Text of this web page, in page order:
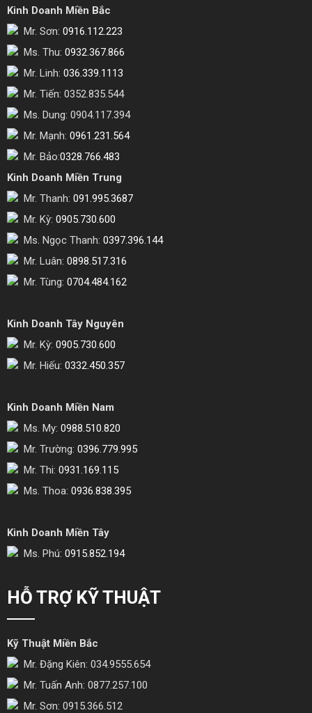
Kinh Doanh Miền Bắc
Mr. Sơn: 0916.112.223
Ms. Thu: 0932.367.866
Mr. Linh: 036.339.1113
Mr. Tiến: 0352.835.544
Ms. Dung: 0904.117.394
Mr. Mạnh: 0961.231.564
Mr. Bảo:0328.766.483
Kinh Doanh Miền Trung
Mr. Thanh: 091.995.3687
Mr. Kỳ: 0905.730.600
Ms. Ngọc Thanh: 0397.396.144
Mr. Luân: 0898.517.316
Mr. Tùng: 0704.484.162
Kinh Doanh Tây Nguyên
Mr. Kỳ: 0905.730.600
Mr. Hiếu: 0332.450.357
Kinh Doanh Miền Nam
Ms. My: 0988.510.820
Mr. Trường: 0396.779.995
Mr. Thi: 0931.169.115
Ms. Thoa: 0936.838.395
Kinh Doanh Miền Tây
Ms. Phú: 0915.852.194
HỖ TRỢ KỸ THUẬT
Kỹ Thuật Miền Bắc
Mr. Đặng Kiên: 034.9555.654
Mr. Tuấn Anh: 0877.257.100
Mr. Sơn: 0915.366.512